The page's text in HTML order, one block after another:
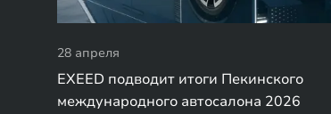
28 апреля
EXEED подводит итоги Пекинского
международного автосалона 2026